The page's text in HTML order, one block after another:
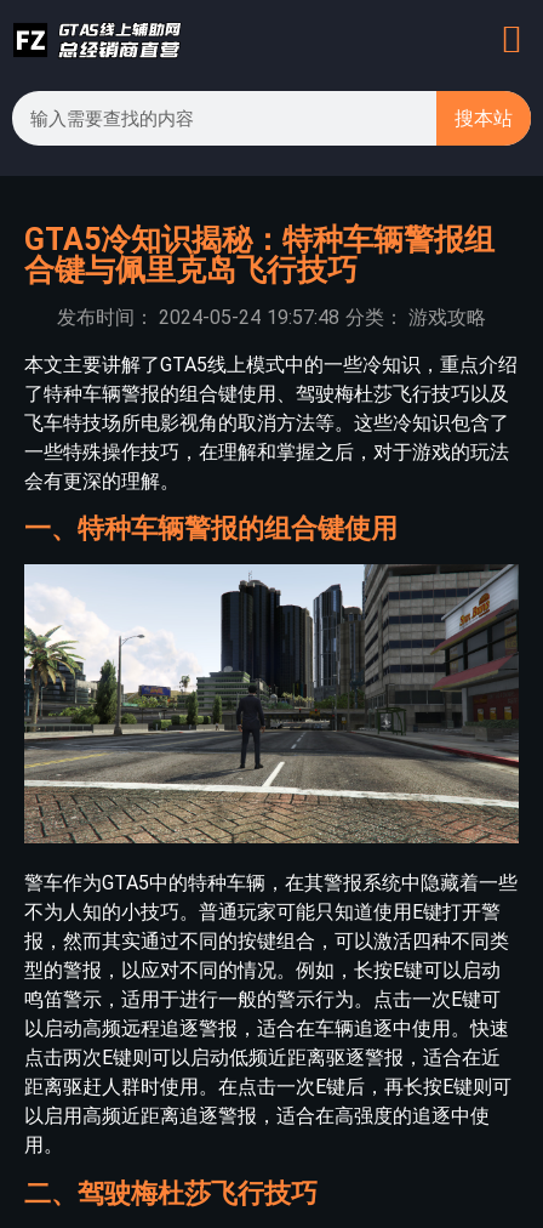
搜本站
GTA5冷知识揭秘：特种车辆警报组
合键与佩里克岛飞行技巧
发布时间： 2024-05-24 19:57:48 分类： 游戏攻略
本文主要讲解了GTA5线上模式中的一些冷知识，重点介绍
了特种车辆警报的组合键使用、驾驶梅杜莎飞行技巧以及
飞车特技场所电影视角的取消方法等。这些冷知识包含了
一些特殊操作技巧，在理解和掌握之后，对于游戏的玩法
会有更深的理解。
一、特种车辆警报的组合键使用
警车作为GTA5中的特种车辆，在其警报系统中隐藏着一些
不为人知的小技巧。普通玩家可能只知道使用E键打开警
报，然而其实通过不同的按键组合，可以激活四种不同类
型的警报，以应对不同的情况。例如，长按E键可以启动
鸣笛警示，适用于进行一般的警示行为。点击一次E键可
以启动高频远程追逐警报，适合在车辆追逐中使用。快速
点击两次E键则可以启动低频近距离驱逐警报，适合在近
距离驱赶人群时使用。在点击一次E键后，再长按E键则可
以启用高频近距离追逐警报，适合在高强度的追逐中使
用。
二、驾驶梅杜莎飞行技巧